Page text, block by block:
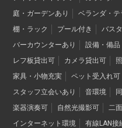
庭・ガーデンあり
ベランダ・テ
棚・ラック
プール付き バス
バーカウンターあり
設備・備品
レフ板貸出可
カメラ貸出可
家具・小物充実
ペット受入れ可
スタッフ立会いあり
音環境
楽器演奏可
自然光撮影可 二
インターネット環境
有線LAN接